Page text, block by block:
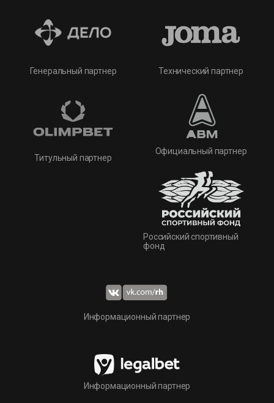
Генеральный партнер
Титульный партнер
Технический партнер
Официальный партнер
Российский спортивный
фонд
Информационный партнер
Информационный партнер